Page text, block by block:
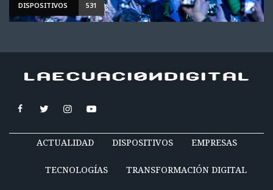
DISPOSITIVOS 531
ACTUALIDAD DISPOSITIVOS EMPRESAS
TECNOLOGÍAS TRANSFORMACIÓN DIGITAL